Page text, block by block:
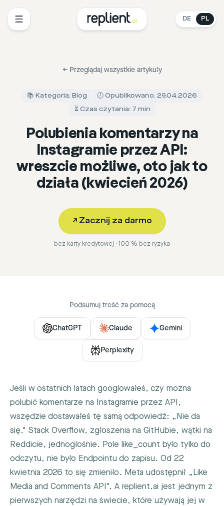
DE PL
← Przeglądaj wszystkie artykuły
📚 Kategoria: Blog
🕖 Opublikowano: 29.04.2026
⏳ Czas czytania: 7 min
Polubienia komentarzy na
Instagramie przez API:
wreszcie możliwe, oto jak to
działa (kwiecień 2026)
↗ Zacznij za darmo
bez karty kredytowej · 100 % bez ryzyka
Podsumuj treść za pomocą
ChatGPT Claude Gemini
Perplexity
Jeśli w ostatnich latach googlowałeś, czy można
polubić komentarze na Instagramie przez API,
wszędzie dostawałeś tę samą odpowiedź: „Nie da
się." Stack Overflow, zgłoszenia na GitHubie, wątki na
Reddicie, jednogłośnie. Pole like_count było tylko do
odczytu, nie było Endpointu do zapisu. Od 22
kwietnia 2026 to się zmieniło. Meta udostępnił „Like
Media and Comments API". A replient.ai jest jednym z
pierwszych narzędzi na świecie, które używają jej w